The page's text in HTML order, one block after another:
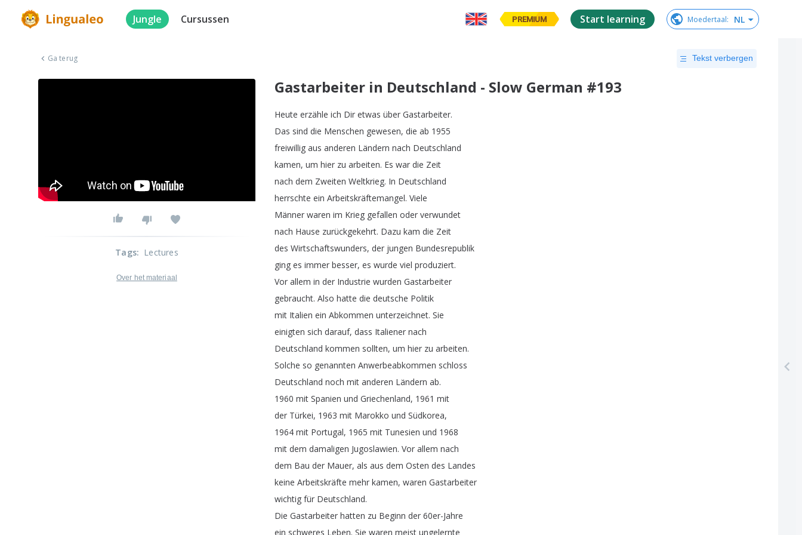
Jungle Cursussen PREMIUM Start learning Moedertaal: NL
Ga terug Tekst verbergen
Gastarbeiter in Deutschland - Slow German #193
Heute erzähle ich Dir etwas über Gastarbeiter.
Das sind die Menschen gewesen, die ab 1955
freiwillig aus anderen Ländern nach Deutschland
kamen, um hier zu arbeiten. Es war die Zeit
nach dem Zweiten Weltkrieg. In Deutschland
herrschte ein Arbeitskräftemangel. Viele
Männer waren im Krieg gefallen oder verwundet
nach Hause zurückgekehrt. Dazu kam die Zeit
des Wirtschaftswunders, der jungen Bundesrepublik
ging es immer besser, es wurde viel produziert.
Vor allem in der Industrie wurden Gastarbeiter
gebraucht. Also hatte die deutsche Politik
mit Italien ein Abkommen unterzeichnet. Sie
einigten sich darauf, dass Italiener nach
Deutschland kommen sollten, um hier zu arbeiten.
Solche so genannten Anwerbeabkommen schloss
Deutschland noch mit anderen Ländern ab.
1960 mit Spanien und Griechenland, 1961 mit
der Türkei, 1963 mit Marokko und Südkorea,
1964 mit Portugal, 1965 mit Tunesien und 1968
mit dem damaligen Jugoslawien. Vor allem nach
dem Bau der Mauer, als aus dem Osten des Landes
keine Arbeitskräfte mehr kamen, waren Gastarbeiter
wichtig für Deutschland.
Die Gastarbeiter hatten zu Beginn der 60er-Jahre
ein schweres Leben. Sie waren meist ungelernte
Tags: Lectures
Over het materiaal